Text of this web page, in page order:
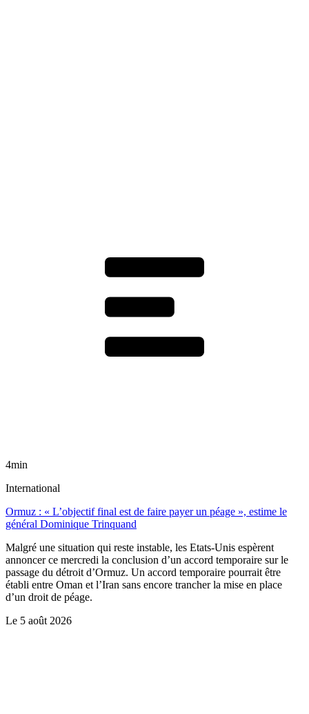
4min
International
Ormuz : « L’objectif final est de faire payer un péage », estime le
général Dominique Trinquand
Malgré une situation qui reste instable, les Etats-Unis espèrent
annoncer ce mercredi la conclusion d’un accord temporaire sur le
passage du détroit d’Ormuz. Un accord temporaire pourrait être
établi entre Oman et l’Iran sans encore trancher la mise en place
d’un droit de péage.
Le 5 août 2026